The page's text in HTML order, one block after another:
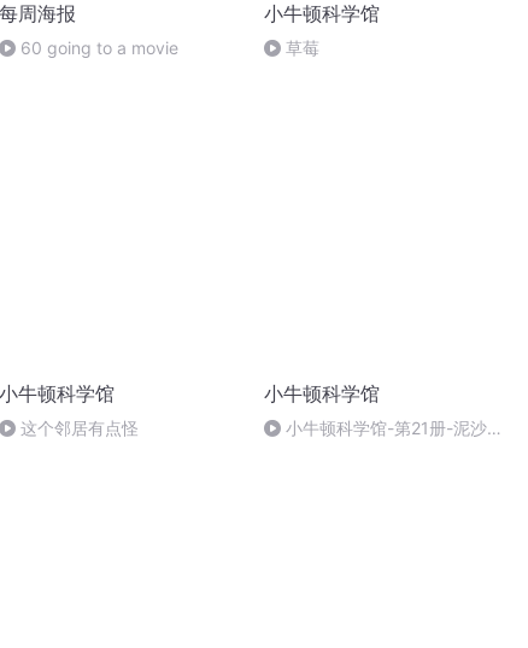
每周海报
60 going to a movie
小牛顿科学馆
草莓
小牛顿科学馆
这个邻居有点怪
小牛顿科学馆
小牛顿科学馆-第21册-泥沙会